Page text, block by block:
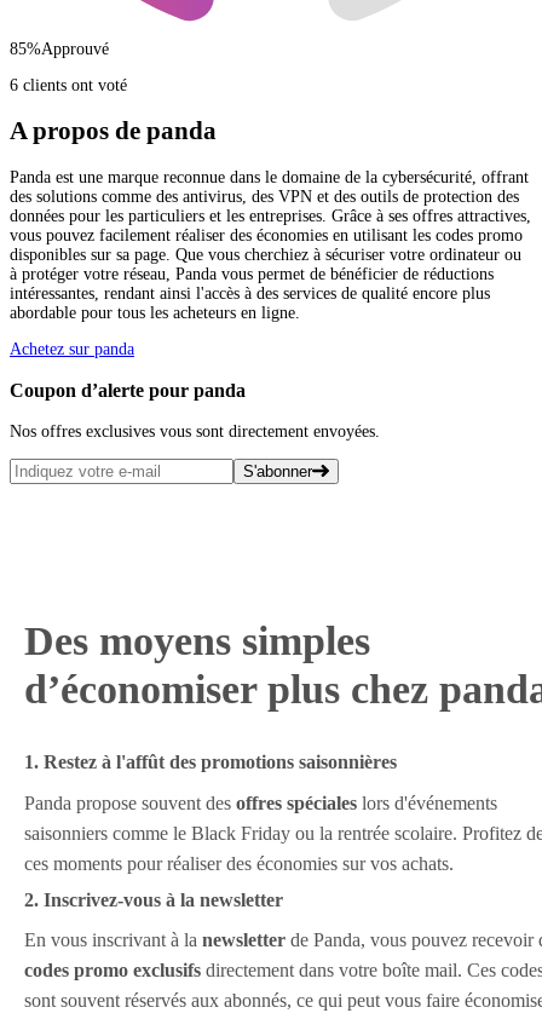
85%Approuvé
6 clients ont voté
A propos de panda
Panda est une marque reconnue dans le domaine de la cybersécurité, offrant
des solutions comme des antivirus, des VPN et des outils de protection des
données pour les particuliers et les entreprises. Grâce à ses offres attractives,
vous pouvez facilement réaliser des économies en utilisant les codes promo
disponibles sur sa page. Que vous cherchiez à sécuriser votre ordinateur ou
à protéger votre réseau, Panda vous permet de bénéficier de réductions
intéressantes, rendant ainsi l'accès à des services de qualité encore plus
abordable pour tous les acheteurs en ligne.
Achetez sur panda
Coupon d’alerte pour panda
Nos offres exclusives vous sont directement envoyées.
S'abonner
Des moyens simples
d’économiser plus chez
1. Restez à l'affût des promotions saisonnières
Panda propose souvent des offres spéciales lors d'événements
saisonniers comme le Black Friday ou la rentrée scolaire. Profitez
ces moments pour réaliser des économies sur vos achats.
2. Inscrivez-vous à la newsletter
En vous inscrivant à la newsletter de Panda, vous pouvez recevoir
codes promo exclusifs directement dans votre boîte mail. Ces
sont souvent réservés aux abonnés, ce qui peut vous faire